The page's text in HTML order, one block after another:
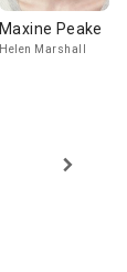
Maxine Peake
Helen Marshall